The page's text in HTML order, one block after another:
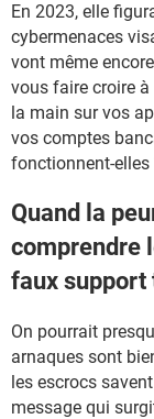
En 2023, elle
cybermenaces
vont même
vous faire croire
la main sur vos
vos comptes
fonctionnent-elles
Quand la
comprendre
faux support
On pourrait
arnaques sont
les escrocs
message qui